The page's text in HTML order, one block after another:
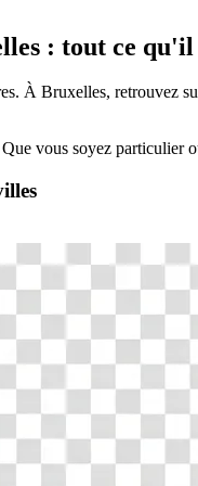
: tout ce
À Bruxelles, retrouvez
vous soyez particulier